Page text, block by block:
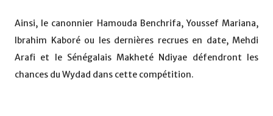
Ainsi, le canonnier Hamouda Benchrifa, Youssef Mariana,
Ibrahim Kaboré ou les dernières recrues en date, Mehdi
Arafi et le Sénégalais Makheté Ndiyae défendront les
chances du Wydad dans cette compétition.